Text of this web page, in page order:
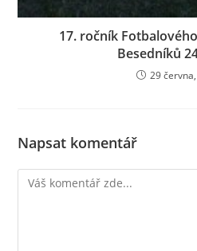
17. ročník
Besedníků
29
Napsat komentář
Komentář